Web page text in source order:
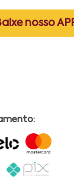
nosso